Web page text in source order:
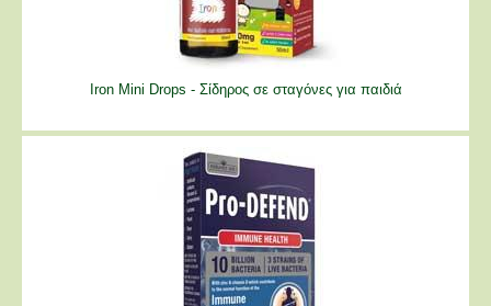
Iron Mini Drops - Σίδηρος σε σταγόνες για παιδιά